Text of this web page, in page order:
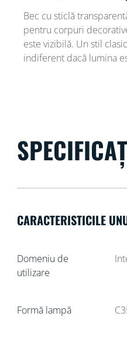
Bec cu sticlă
pentru corpuri
este vizibilă. Un stil
indiferent dacă lumina
CARACTERISTICILE
Domeniu de
utilizare
Formă lampă